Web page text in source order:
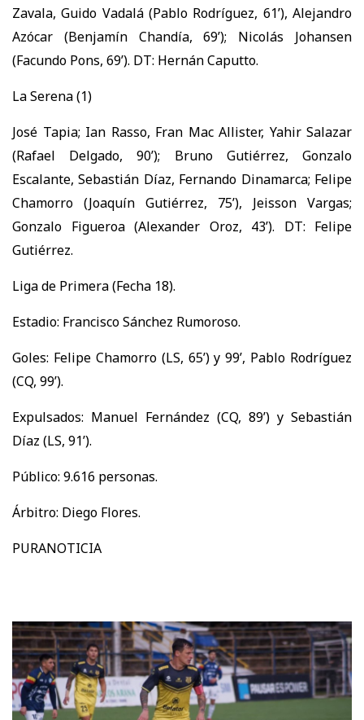
Zavala, Guido Vadalá (Pablo Rodríguez, 61’), Alejandro
Azócar (Benjamín Chandía, 69’); Nicolás Johansen
(Facundo Pons, 69’). DT: Hernán Caputto.
La Serena (1)
José Tapia; Ian Rasso, Fran Mac Allister, Yahir Salazar
(Rafael Delgado, 90’); Bruno Gutiérrez, Gonzalo
Escalante, Sebastián Díaz, Fernando Dinamarca; Felipe
Chamorro (Joaquín Gutiérrez, 75’), Jeisson Vargas;
Gonzalo Figueroa (Alexander Oroz, 43’). DT: Felipe
Gutiérrez.
Liga de Primera (Fecha 18).
Estadio: Francisco Sánchez Rumoroso.
Goles: Felipe Chamorro (LS, 65’) y 99’, Pablo Rodríguez
(CQ, 99’).
Expulsados: Manuel Fernández (CQ, 89’) y Sebastián
Díaz (LS, 91’).
Público: 9.616 personas.
Árbitro: Diego Flores.
PURANOTICIA